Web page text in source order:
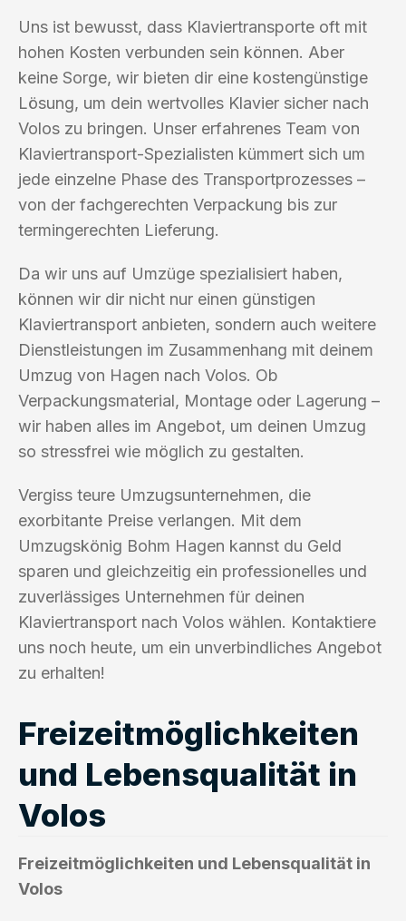
Uns ist bewusst, dass Klaviertransporte oft mit
hohen Kosten verbunden sein können. Aber
keine Sorge, wir bieten dir eine kostengünstige
Lösung, um dein wertvolles Klavier sicher nach
Volos zu bringen. Unser erfahrenes Team von
Klaviertransport-Spezialisten kümmert sich um
jede einzelne Phase des Transportprozesses –
von der fachgerechten Verpackung bis zur
termingerechten Lieferung.
Da wir uns auf Umzüge spezialisiert haben,
können wir dir nicht nur einen günstigen
Klaviertransport anbieten, sondern auch weitere
Dienstleistungen im Zusammenhang mit deinem
Umzug von Hagen nach Volos. Ob
Verpackungsmaterial, Montage oder Lagerung –
wir haben alles im Angebot, um deinen Umzug
so stressfrei wie möglich zu gestalten.
Vergiss teure Umzugsunternehmen, die
exorbitante Preise verlangen. Mit dem
Umzugskönig Bohm Hagen kannst du Geld
sparen und gleichzeitig ein professionelles und
zuverlässiges Unternehmen für deinen
Klaviertransport nach Volos wählen. Kontaktiere
uns noch heute, um ein unverbindliches Angebot
zu erhalten!
Freizeitmöglichkeiten
und Lebensqualität in
Volos
Freizeitmöglichkeiten und Lebensqualität in
Volos